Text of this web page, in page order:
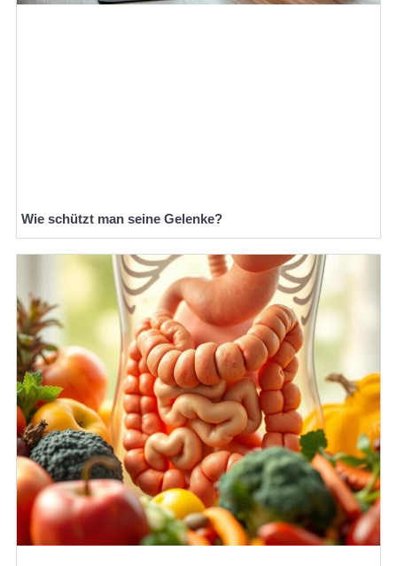
Wie schützt man seine Gelenke?